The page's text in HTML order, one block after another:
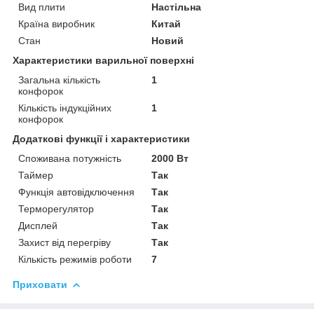
Вид плити
Настільна
Країна виробник
Китай
Стан
Новий
Характеристики варильної поверхні
Загальна кількість
конфорок
1
Кількість індукційних
конфорок
1
Додаткові функції і характеристики
Споживана потужність
2000 Вт
Таймер
Так
Функція автовідключення
Так
Терморегулятор
Так
Дисплей
Так
Захист від перегріву
Так
Кількість режимів роботи
7
Приховати